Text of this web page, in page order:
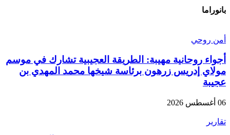
بانوراما
أمن روحي
أجواء روحانية مهيبة: الطريقة العجيبية تشارك في موسم
مولاي إدريس زرهون برئاسة شيخها محمد المهدي بن
عجيبة
06 أغسطس 2026
تقارير